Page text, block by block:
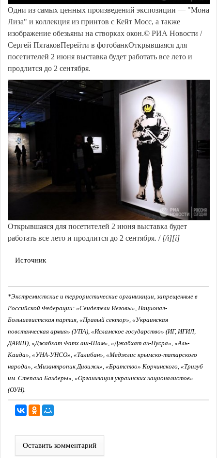
Одни из самых ценных произведений экспозиции — "Мона
Лиза" и коллекция из принтов с Кейт Мосс, а также
изображение обезьяны на створках окон.© РИА Новости /
Сергей ПятаковПерейти в фотобанкОткрывшаяся для
посетителей 2 июня выставка будет работать все лето и
продлится до 2 сентября.
Открывшаяся для посетителей 2 июня выставка будет
работать все лето и продлится до 2 сентября. / [/i][i]
Источник
*Экстремистские и террористические организации, запрещенные в
Российской Федерации: «Свидетели Иеговы», Национал-
Большевистская партия, «Правый сектор», «Украинская
повстанческая армия» (УПА), «Исламское государство» (ИГ, ИГИЛ,
ДАИШ), «Джабхат Фатх аш-Шам», «Джабхат ан-Нусра», «Аль-
Каида», «УНА-УНСО», «Талибан», «Меджлис крымско-татарского
народа», «Мизантропик Дивижн», «Братство» Корчинского, «Тризуб
им. Степана Бандеры», «Организация украинских националистов»
(ОУН).
Оставить комментарий